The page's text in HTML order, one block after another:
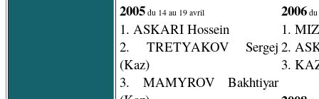
2005 du 14 au 19 avril
1. ASKARI Hossein
2. TRETYAKOV Sergej
(Kaz)
3. MAMYROV Bakhtiyar
2006
1.
2.
3.